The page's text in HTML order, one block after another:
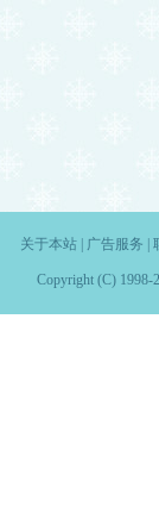
关于本站| 广告服务
Copyright (C) 1998-